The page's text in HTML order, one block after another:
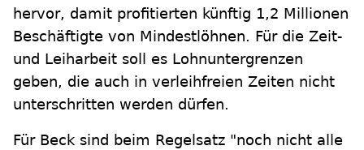
hervor, damit profitierten künftig 1,2 Millionen
Beschäftigte von Mindestlöhnen. Für die Zeit-
und Leiharbeit soll es Lohnuntergrenzen
geben, die auch in verleihfreien Zeiten nicht
unterschritten werden dürfen.
Für Beck sind beim Regelsatz "noch nicht alle